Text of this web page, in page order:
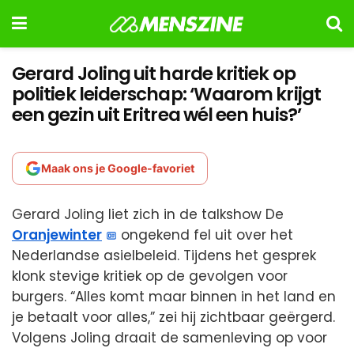
Gerard Joling uit harde kritiek op
politiek leiderschap: ‘Waarom krijgt
een gezin uit Eritrea wél een huis?’
Maak ons je Google-favoriet
Gerard Joling liet zich in de talkshow De
Oranjewinter
ongekend fel uit over het
Nederlandse asielbeleid. Tijdens het gesprek
klonk stevige kritiek op de gevolgen voor
burgers. “Alles komt maar binnen in het land en
je betaalt voor alles,” zei hij zichtbaar geërgerd.
Volgens Joling draait de samenleving op voor